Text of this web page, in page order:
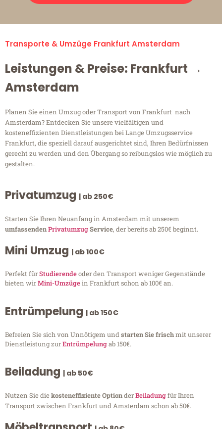
Transporte & Umzüge Frankfurt Amsterdam
Leistungen & Preise: Frankfurt →
Amsterdam
Planen Sie einen Umzug oder Transport von Frankfurt nach
Amsterdam? Entdecken Sie unsere vielfältigen und
kosteneffizienten Dienstleistungen bei Lange Umzugsservice
Frankfurt, die speziell darauf ausgerichtet sind, Ihren Bedürfnissen
gerecht zu werden und den Übergang so reibungslos wie möglich zu
gestalten.
Privatumzug | ab 250€
Starten Sie Ihren Neuanfang in Amsterdam mit unserem
umfassendenPrivatumzugService, der bereits ab 250€ beginnt.
Mini Umzug | ab 100€
Perfekt fürStudierendeoder den Transport weniger Gegenstände
bieten wirMini-Umzügein Frankfurt schon ab 100€ an.
Entrümpelung | ab 150€
Befreien Sie sich von Unnötigem undstarten Sie frischmit unserer
Dienstleistung zurEntrümpelungab 150€.
Beiladung | ab 50€
Nutzen Sie diekosteneffiziente OptionderBeiladungfür Ihren
Transport zwischen Frankfurt und Amsterdam schon ab 50€.